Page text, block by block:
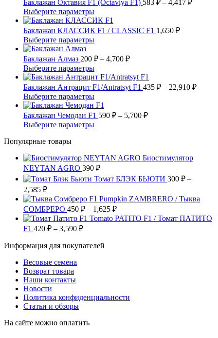
несколько
вариаций.
Опции
можно
выбрать
странице
товара.
Баклажан Октавия F1 (Octaviya F1) 583 ₽ – 4,417 ₽
Выберите параметрыЭтот
товар
имеет
несколько
вариаций.
Опции
можно
выбрать
на
странице
товара.
Баклажан КЛАССИК F1 / CLASSIC F1 1,650 ₽
Выберите параметрыЭтот
имеет
несколько
вариаций.
Опции
можно
выбрать
на
странице
товара.
Баклажан Алмаз 200 ₽ – 4,700 ₽Диапазон
200 ₽
–
Выберите параметрыЭтот
товар
имеет
несколько
вариаций.
Опции
можно
выбрать
товара.
Баклажан Антрацит F1/Antratsyt F1 435 ₽ – 22,910 ₽
Выберите параметрыЭтот
товар
имеет
несколько
вариаций.
выбрать
на
странице
товара.
Баклажан Чемодан F1 590 ₽ – 5,700 ₽Диапазон
Выберите параметрыЭтот
вариаций.
Опции
можно
на
странице
товара.
Популярные товары
Биостимулятор
NEYTAN AGRO 390 ₽
Томат БЛЭК БЬЮТИ 300 ₽ –
2,585 ₽Диапазон
цен:
300 ₽
–
2,585 ₽
Pumpkin ZAMBRERO / Тыква
СОМБРЕРО 450 ₽ – 1,625 ₽Диапазон
цен:
Tomato PATITO F1 / Томат ПАТИТО
F1 420 ₽ – 3,590 ₽Диапазон
420 ₽
Информация для покупателей
Весовые семена
Возврат товара
Наши контакты
Новости
Политика конфиденциальности
Статьи и обзоры
На сайте можно оплатить